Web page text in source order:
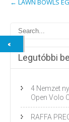
navigation
← LAWN BOWLS
Legutóbbi
4 Nemzet
Open Volo
RAFFA